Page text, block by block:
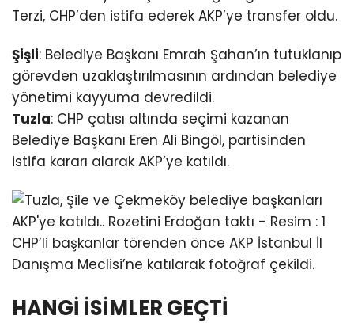
Terzi, CHP’den istifa ederek AKP’ye transfer oldu.
Şişli: Belediye Başkanı Emrah Şahan’ın tutuklanıp
görevden uzaklaştırılmasının ardından belediye
yönetimi kayyuma devredildi.
Tuzla: CHP çatısı altında seçimi kazanan
Belediye Başkanı Eren Ali Bingöl, partisinden
istifa kararı alarak AKP’ye katıldı.
CHP’li başkanlar törenden önce AKP İstanbul İl
Danışma Meclisi’ne katılarak fotoğraf çekildi.
HANGİ İSİMLER GEÇTİ